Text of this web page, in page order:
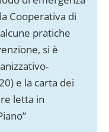
Cooperativa di
pratiche
si è
e la carta dei
letta in